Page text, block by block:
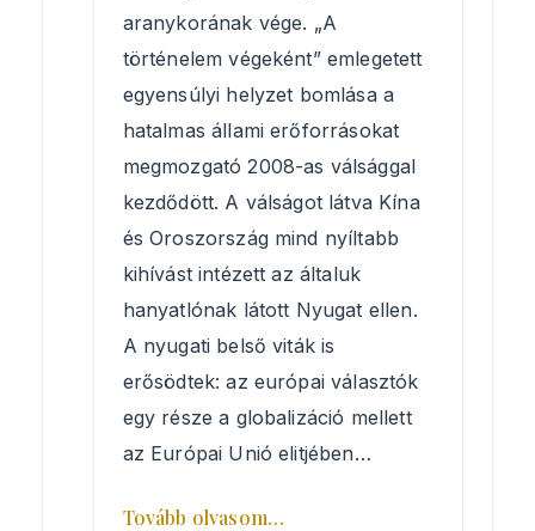
aranykorának vége. „A
történelem végeként” emlegetett
egyensúlyi helyzet bomlása a
hatalmas állami erőforrásokat
megmozgató 2008-as válsággal
kezdődött. A válságot látva Kína
és Oroszország mind nyíltabb
kihívást intézett az általuk
hanyatlónak látott Nyugat ellen.
A nyugati belső viták is
erősödtek: az európai választók
egy része a globalizáció mellett
az Európai Unió elitjében…
Tovább olvasom…